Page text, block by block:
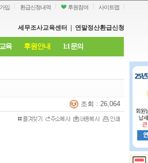
입 환급신청내역 후원참여 사이트맵
세무조사교육센터 연말정산환급신청
육 후원안내 1:1 문의
조회 : 26,064